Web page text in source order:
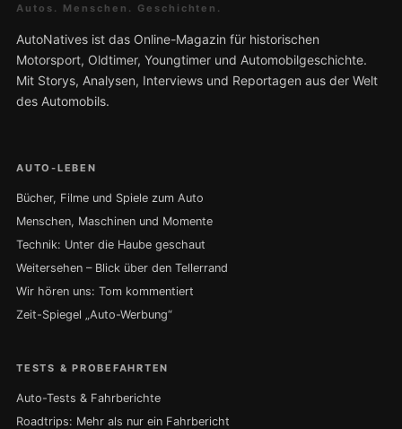
Autos. Menschen. Geschichten.
AutoNatives ist das Online-Magazin für historischen
Motorsport, Oldtimer, Youngtimer und Automobilgeschichte.
Mit Storys, Analysen, Interviews und Reportagen aus der Welt
des Automobils.
AUTO-LEBEN
Bücher, Filme und Spiele zum Auto
Menschen, Maschinen und Momente
Technik: Unter die Haube geschaut
Weitersehen – Blick über den Tellerrand
Wir hören uns: Tom kommentiert
Zeit-Spiegel „Auto-Werbung“
TESTS & PROBEFAHRTEN
Auto-Tests & Fahrberichte
Roadtrips: Mehr als nur ein Fahrbericht